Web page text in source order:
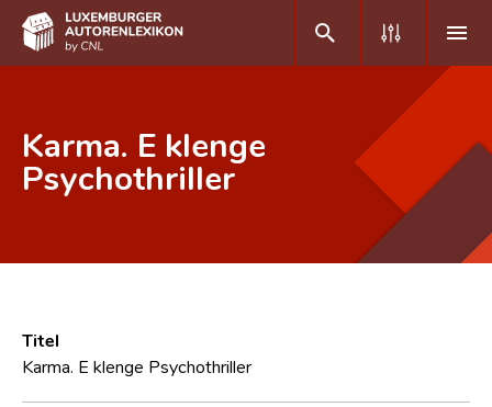
DE FR
Home
Häufige Fragen und Antworten
CNL
Karma. E klenge
Psychothriller
Titel
Karma. E klenge Psychothriller